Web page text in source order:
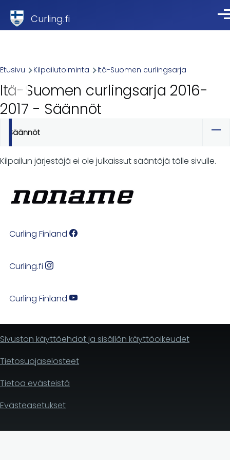
Curling.fi
Breadcrumb
Etusivu Kilpailutoiminta Itä-Suomen curlingsarja
Itä-Suomen curlingsarja 2016-
2017 - Säännöt
Ensisijaiset
välilehdet
Säännöt
Kilpailun järjestäjä ei ole julkaissut sääntöjä tälle sivulle.
Curling Finland
Curling.fi
Curling Finland
Sivuston käyttöehdot ja sisällön käyttöoikeudet
Tietosuojaselosteet
Tietoa evästeistä
Evästeasetukset